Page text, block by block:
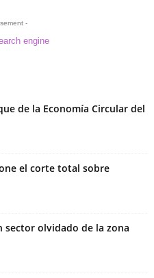
-
de la Economía Circular del
el corte total sobre
sector olvidado de la zona